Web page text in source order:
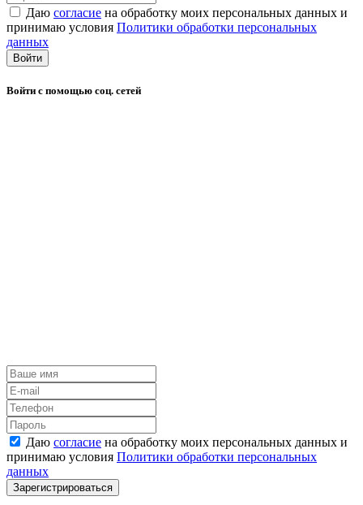
Даю согласие на обработку моих персональных данных и
принимаю условия Политики обработки персональных
данных
Войти
Войти с помощью соц. сетей
Даю согласие на обработку моих персональных данных и
принимаю условия Политики обработки персональных
данных
Зарегистрироваться